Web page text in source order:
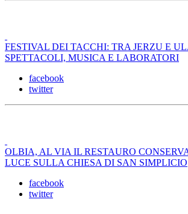
FESTIVAL DEI TACCHI: TRA JERZU E
SPETTACOLI, MUSICA E LABORATORI
facebook
twitter
OLBIA, AL VIA IL RESTAURO
LUCE SULLA CHIESA DI SAN SIMPLICIO
facebook
twitter